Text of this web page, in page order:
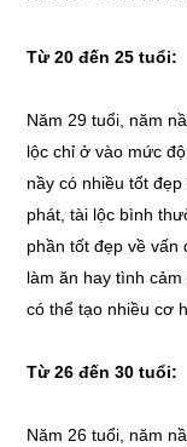
Từ 20 đến 25 tuổi:
Năm 29 tuổi, năm
lộc chỉ ở vào mức
nầy có nhiều tốt
phát, tài lộc bình
phần tốt đẹp về vấn
làm ăn hay tình
có thể tạo nhiều cơ
Từ 26 đến 30 tuổi:
Năm 26 tuổi, năm